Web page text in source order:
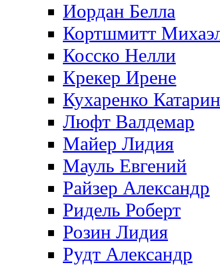
Иордан Белла
Кортшмитт
Косско Нелли
Крекер Ирене
Кухаренко
Люфт Валдемaр
Майер Лидия
Мауль Евгений
Райзер Александр
Ридель Роберт
Розин Лидия
Рудт Александр